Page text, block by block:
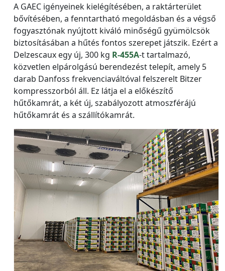
A GAEC igényeinek kielégítésében, a raktárterület
bővítésében, a fenntartható megoldásban és a végső
fogyasztónak nyújtott kiváló minőségű gyümölcsök
biztosításában a hűtés fontos szerepet játszik. Ezért a
Delzescaux egy új, 300 kg R-455A-t tartalmazó,
közvetlen elpárolgású berendezést telepít, amely 5
darab Danfoss frekvenciaváltóval felszerelt Bitzer
kompresszorból áll. Ez látja el a előkészítő
hűtőkamrát, a két új, szabályozott atmoszférájú
hűtőkamrát és a szállítókamrát.